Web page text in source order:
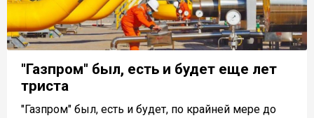
"Газпром" был, есть и будет еще лет
триста
"Газпром" был, есть и будет, по крайней мере до